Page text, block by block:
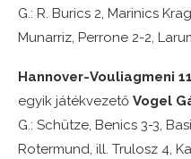
G.: R. Burics 2, Marinics
Munarriz, Perrone 2-2,
Hannover-Vouliagmeni
egyik játékvezető Vogel
G.: Schütze, Benics 3-3,
Rotermund, ill. Trulosz 4,